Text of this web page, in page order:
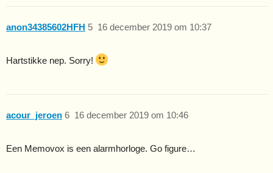
anon34385602HFH 16 december 2019 om 10:37
5
Hartstikke nep. Sorry!
acour_jeroen 16 december 2019 om 10:46
6
Een Memovox is een alarmhorloge. Go figure…